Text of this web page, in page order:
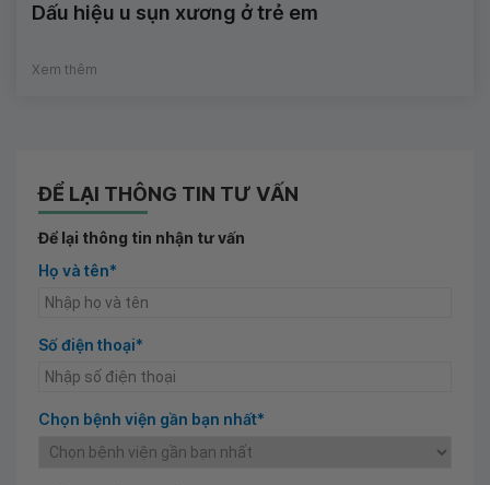
Dấu hiệu u sụn xương ở trẻ em
Xem thêm
ĐỂ LẠI THÔNG TIN TƯ VẤN
Để lại thông tin nhận tư vấn
Họ và tên*
Số điện thoại*
Chọn bệnh viện gần bạn nhất*